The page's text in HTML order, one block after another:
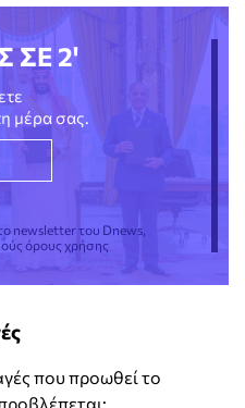
ΣΕ 2'
μέρα σας.
newsletter του Dnews,
όρους χρήσης
που προωθεί το